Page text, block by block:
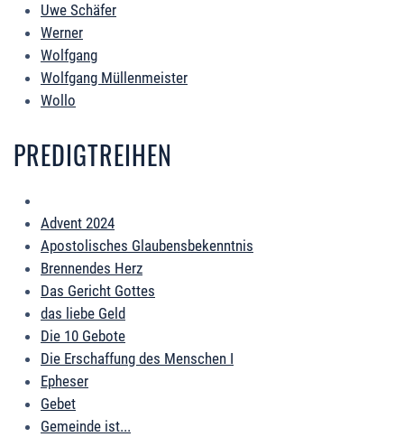
Uwe Schäfer
Werner
Wolfgang
Wolfgang Müllenmeister
Wollo
PREDIGTREIHEN
Advent 2024
Apostolisches Glaubensbekenntnis
Brennendes Herz
Das Gericht Gottes
das liebe Geld
Die 10 Gebote
Die Erschaffung des Menschen I
Epheser
Gebet
Gemeinde ist...